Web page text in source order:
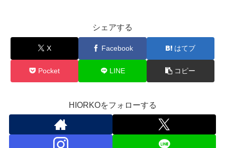
シェアする
X Facebook はてブ
Pocket LINE コピー
HIORKOをフォローする